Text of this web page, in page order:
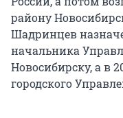
району
Шадринцев
начальника
Новосибирску, а в
городского